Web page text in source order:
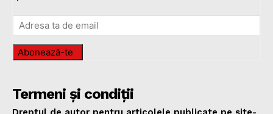
Abonează-te
Termeni și condiții